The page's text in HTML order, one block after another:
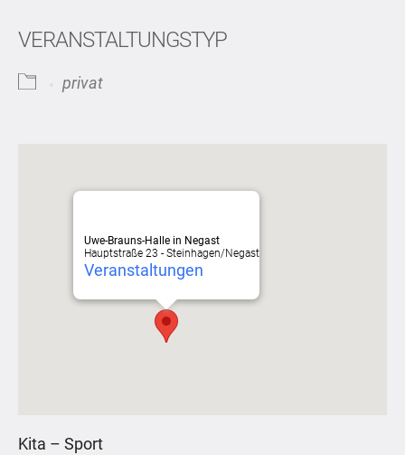
VERANSTALTUNGSTYP
privat
Uwe-Brauns-Halle in Negast
Hauptstraße 23 - Steinhagen/Negast
Veranstaltungen
Kita – Sport